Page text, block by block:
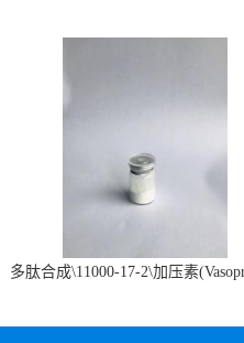
多肽合成\11000-17-2\加压素